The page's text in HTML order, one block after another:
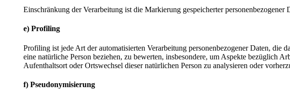
Einschränkung der Verarbeitung ist die Markierung gespeicherter
e) Profiling
Profiling ist jede Art der automatisierten Verarbeitung personenbezogener Daten, die
eine natürliche Person beziehen, zu bewerten, insbesondere, um Aspekte bezüglich
Aufenthaltsort oder Ortswechsel dieser natürlichen Person zu analysieren oder
f) Pseudonymisierung